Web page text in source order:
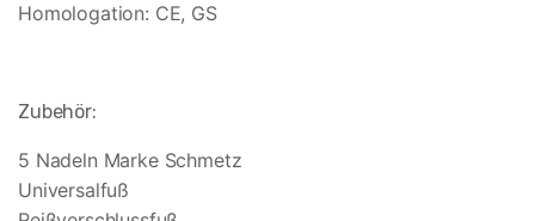
Homologation: CE, GS
Zubehör:
5 Nadeln Marke Schmetz
Universalfuß